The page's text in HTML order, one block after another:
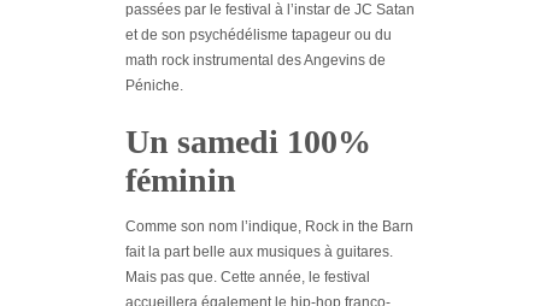
passées par le festival à l’instar de JC Satan
et de son psychédélisme tapageur ou du
math rock instrumental des Angevins de
Péniche.
Un samedi 100%
féminin
Comme son nom l’indique, Rock in the Barn
fait la part belle aux musiques à guitares.
Mais pas que. Cette année, le festival
accueillera également le hip-hop franco-